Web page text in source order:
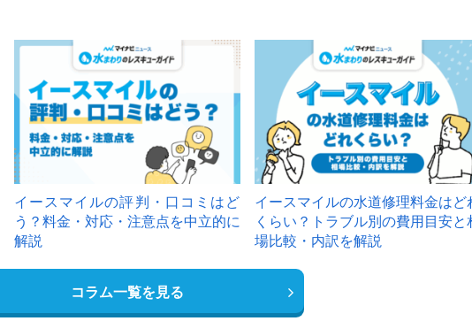
イースマイルの評判・口コミはど
う？料金・対応・注意点を中立的に
解説
イースマイルの水道修理料金はど
くらい？トラブル別の費用目安と
場比較・内訳を解説
コラム一覧を見る